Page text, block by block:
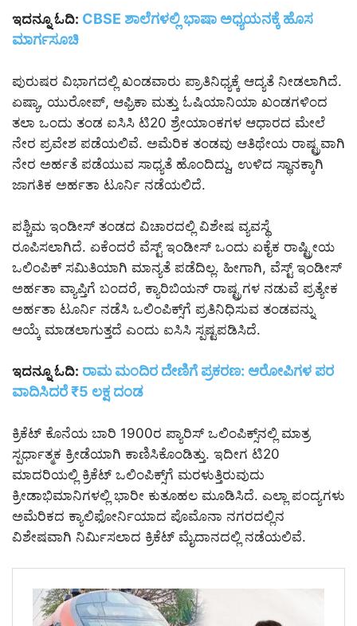
ಇದನ್ನೂ ಓದಿ: CBSE ಶಾಲೆಗಳಲ್ಲಿ ಭಾಷಾ ಅಧ್ಯಯನಕ್ಕೆ ಹೊಸ
ಮಾರ್ಗಸೂಚಿ
ಪುರುಷರ ವಿಭಾಗದಲ್ಲಿ ಖಂಡವಾರು ಪ್ರಾತಿನಿಧ್ಯಕ್ಕೆ ಆದ್ಯತೆ ನೀಡಲಾಗಿದೆ.
ಏಷ್ಯಾ, ಯುರೋಪ್, ಆಫ್ರಿಕಾ ಮತ್ತು ಓಷಿಯಾನಿಯಾ ಖಂಡಗಳಿಂದ
ತಲಾ ಒಂದು ತಂಡ ಐಸಿಸಿ ಟಿ20 ಶ್ರೇಯಾಂಕಗಳ ಆಧಾರದ ಮೇಲೆ
ನೇರ ಪ್ರವೇಶ ಪಡೆಯಲಿವೆ. ಅಮೆರಿಕ ತಂಡವು ಆತಿಥೇಯ ರಾಷ್ಟ್ರವಾಗಿ
ನೇರ ಅರ್ಹತೆ ಪಡೆಯುವ ಸಾಧ್ಯತೆ ಹೊಂದಿದ್ದು, ಉಳಿದ ಸ್ಥಾನಕ್ಕಾಗಿ
ಜಾಗತಿಕ ಅರ್ಹತಾ ಟೂರ್ನಿ ನಡೆಯಲಿದೆ.
ಪಶ್ಚಿಮ ಇಂಡೀಸ್ ತಂಡದ ವಿಚಾರದಲ್ಲಿ ವಿಶೇಷ ವ್ಯವಸ್ಥೆ
ರೂಪಿಸಲಾಗಿದೆ. ಏಕೆಂದರೆ ವೆಸ್ಟ್ ಇಂಡೀಸ್ ಒಂದು ಏಕೈಕ ರಾಷ್ಟ್ರೀಯ
ಒಲಿಂಪಿಕ್ ಸಮಿತಿಯಾಗಿ ಮಾನ್ಯತೆ ಪಡೆದಿಲ್ಲ. ಹೀಗಾಗಿ, ವೆಸ್ಟ್ ಇಂಡೀಸ್
ಅರ್ಹತಾ ವ್ಯಾಪ್ತಿಗೆ ಬಂದರೆ, ಕ್ಯಾರಿಬಿಯನ್ ರಾಷ್ಟ್ರಗಳ ನಡುವೆ ಪ್ರತ್ಯೇಕ
ಅರ್ಹತಾ ಟೂರ್ನಿ ನಡೆಸಿ ಒಲಿಂಪಿಕ್ಸ್‌ಗೆ ಪ್ರತಿನಿಧಿಸುವ ತಂಡವನ್ನು
ಆಯ್ಕೆ ಮಾಡಲಾಗುತ್ತದೆ ಎಂದು ಐಸಿಸಿ ಸ್ಪಷ್ಟಪಡಿಸಿದೆ.
ಇದನ್ನೂ ಓದಿ: ರಾಮ ಮಂದಿರ ದೇಣಿಗೆ ಪ್ರಕರಣ: ಆರೋಪಿಗಳ ಪರ
ವಾದಿಸಿದರೆ ₹5 ಲಕ್ಷ ದಂಡ
ಕ್ರಿಕೆಟ್ ಕೊನೆಯ ಬಾರಿ 1900ರ ಪ್ಯಾರಿಸ್ ಒಲಿಂಪಿಕ್ಸ್‌ನಲ್ಲಿ ಮಾತ್ರ
ಸ್ಪರ್ಧಾತ್ಮಕ ಕ್ರೀಡೆಯಾಗಿ ಕಾಣಿಸಿಕೊಂಡಿತ್ತು. ಇದೀಗ ಟಿ20
ಮಾದರಿಯಲ್ಲಿ ಕ್ರಿಕೆಟ್ ಒಲಿಂಪಿಕ್ಸ್‌ಗೆ ಮರಳುತ್ತಿರುವುದು
ಕ್ರೀಡಾಭಿಮಾನಿಗಳಲ್ಲಿ ಭಾರೀ ಕುತೂಹಲ ಮೂಡಿಸಿದೆ. ಎಲ್ಲಾ ಪಂದ್ಯಗಳು
ಅಮೆರಿಕದ ಕ್ಯಾಲಿಫೋರ್ನಿಯಾದ ಪೊಮೊನಾ ನಗರದಲ್ಲಿನ
ವಿಶೇಷವಾಗಿ ನಿರ್ಮಿಸಲಾದ ಕ್ರಿಕೆಟ್ ಮೈದಾನದಲ್ಲಿ ನಡೆಯಲಿವೆ.